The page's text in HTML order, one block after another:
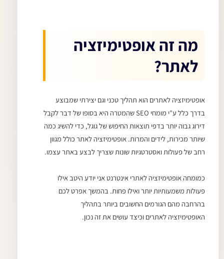
מה זה אופטימיזציה
לאתר?
אופטימיזציה לאתרים הוא תהליך טכני וגם יצירתי שמבוצע
בדרך כלל ע"י מומחי SEO שהמטרה היא בסופו של דבר לקבל
דירוג גבוה יותר בדפי תוצאות החיפוש של גוגל, כדי להשיג כמה
שיותר מכירות, לידים והמרות. אופטימיזציה לאתר כולל מגוון
רחב של פעולות ואסטרטגיות שונות שצריך לבצע באתר עצמו.
כמומחה אופטימיזציה לאתרי אינטרנט אני יודע היטב אילו
פעולות משמעותיות יותר ואילו פחות. בהמשך אפרט לכם
בהרחבה מהם הגורמים החשובים ביותר בתהליך
האופטימיזציה לאתרים וכיצד עושים את זה נכון.